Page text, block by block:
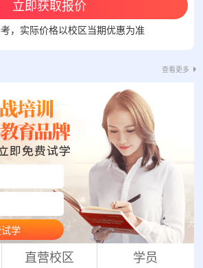
立即获取报价
，实际价格以校区当期优惠为准
查看更多
学
直营校区 学员